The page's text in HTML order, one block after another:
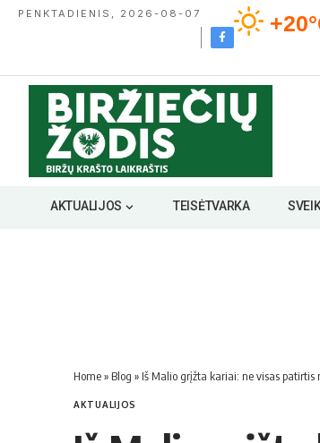
PENKTADIENIS, 2026-08-07
AKTUALIJOS TEISĖTVARKA
Home» Blog » Iš Malio grįžta kariai: ne visas patirtis
AKTUALIJOS